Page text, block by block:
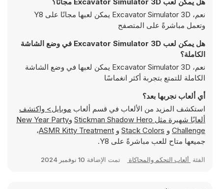
نعم، Excavator Simulator 3D يمكن لعبها مجانًا على Y8
وتعمل مباشرةً على المتصفح
هل يمكن لعب Excavator Simulator 3D في وضع الشاشة
الكاملة؟
نعم، Excavator Simulator 3D يمكن لعبها في وضع الشاشة
الكاملة للتمتع بتجربة أكثر انغماسًا
أي ألعاب نجربها بعد؟
استكشف المزيد من الألعاب في قسم ألعاب
موبايل> واكتشف
ألعابًا شهيرة مثل Stickman Shadow Hero وNew Year Party
Challenge و Stack Colors و ASMR Kitty Treatment،
جميعها متاح للعب مباشرةً على Y8.
الفئة ألعاب التحكم والمحاكاة تمت الإضافة 10 نوفمبر 2024